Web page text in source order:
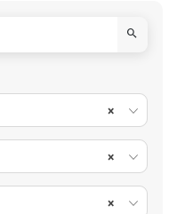
стеклоочистители
тормозная система
×
×
×